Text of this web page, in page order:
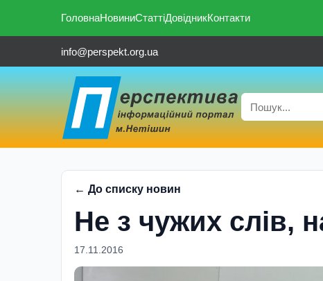
ГоловнаНовиниСтаттіДовідникКонтакти
info@perspekt.org.ua
← До списку новин
Не з чужих слiв,
17.11.2016